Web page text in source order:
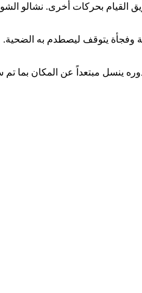
القيام بحركات أخرى. نشالو
وفجأة يتوقف ليصطدم به
ينسل مبتعداً عن المكان بما تم